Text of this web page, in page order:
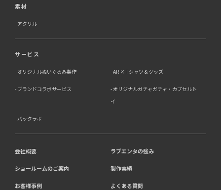
素材
アクリル
サービス
オリジナルぬいぐるみ製作 AR × Tシャツ & グッズ
ブランドコラボサービス
オリジナルガチャガチャ・カプセルト
イ
バックラボ
会社概要 ラブエンタの強み
ショールームのご案内 製作実績
お客様事例 よくある質問